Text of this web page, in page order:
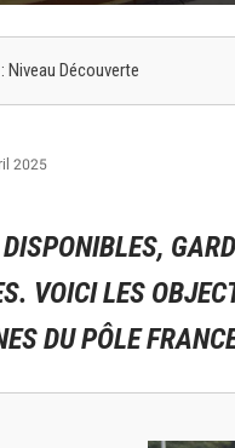
Découverte
2025
VOICI LES
DU PÔLE